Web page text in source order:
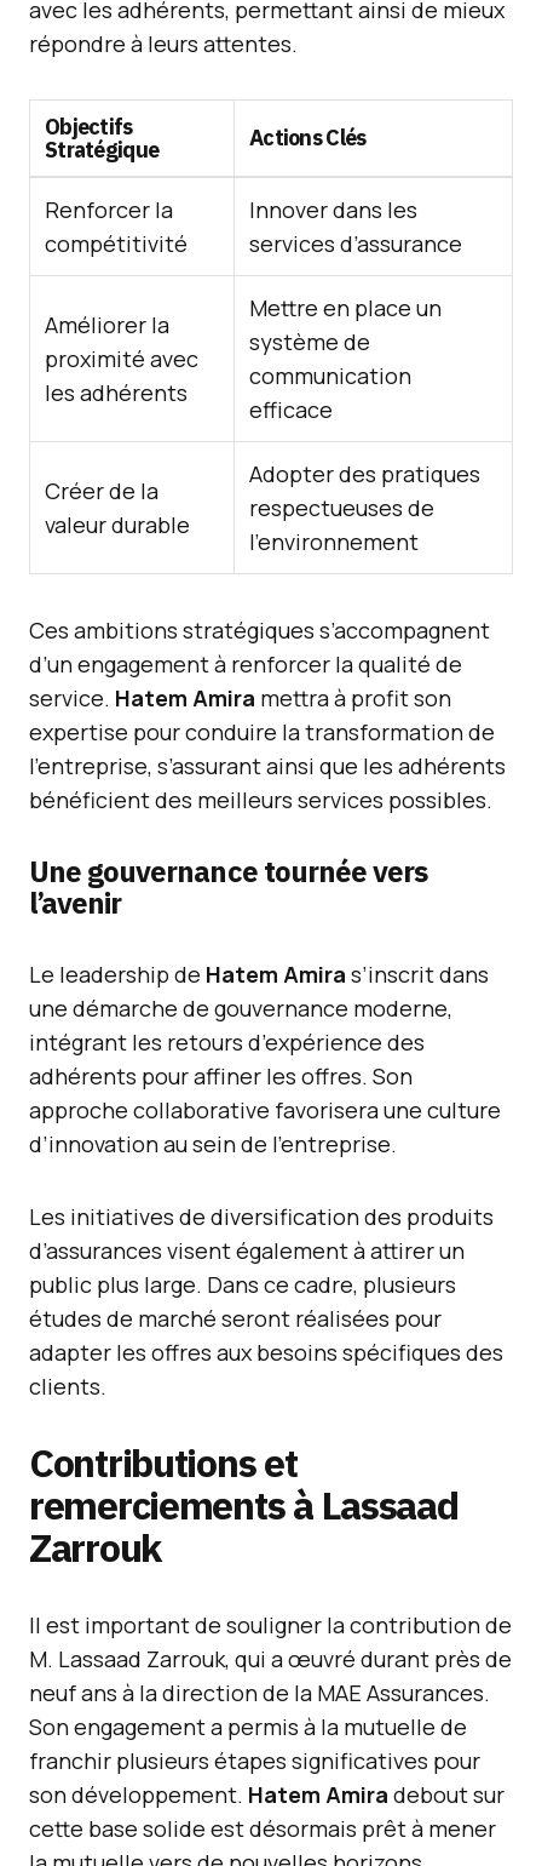
avec les adhérents, permettant ainsi de mieux
répondre à leurs attentes.
Objectifs
Stratégique
Actions Clés
Renforcer la
compétitivité
Innover dans les
services d’assurance
Améliorer la
proximité avec
les adhérents
Mettre en place un
système de
communication
efficace
Créer de la
valeur durable
Adopter des pratiques
respectueuses de
l’environnement
Ces ambitions stratégiques s’accompagnent
d’un engagement à renforcer la qualité de
service. Hatem Amira mettra à profit son
expertise pour conduire la transformation de
l’entreprise, s’assurant ainsi que les adhérents
bénéficient des meilleurs services possibles.
Une gouvernance tournée vers
l’avenir
Le leadership de Hatem Amira s’inscrit dans
une démarche de gouvernance moderne,
intégrant les retours d’expérience des
adhérents pour affiner les offres. Son
approche collaborative favorisera une culture
d’innovation au sein de l’entreprise.
Les initiatives de diversification des produits
d’assurances visent également à attirer un
public plus large. Dans ce cadre, plusieurs
études de marché seront réalisées pour
adapter les offres aux besoins spécifiques des
clients.
Contributions et
remerciements à Lassaad
Zarrouk
Il est important de souligner la contribution de
M. Lassaad Zarrouk, qui a œuvré durant près de
neuf ans à la direction de la MAE Assurances.
Son engagement a permis à la mutuelle de
franchir plusieurs étapes significatives pour
son développement. Hatem Amira debout sur
cette base solide est désormais prêt à mener